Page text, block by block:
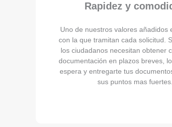
Rapidez y
Uno de nuestros valores añadidos
con la que tramitan cada solicitud.
los ciudadanos necesitan obtener
documentación en plazos breves,
espera y entregarte tus
sus puntos mas fuertes.